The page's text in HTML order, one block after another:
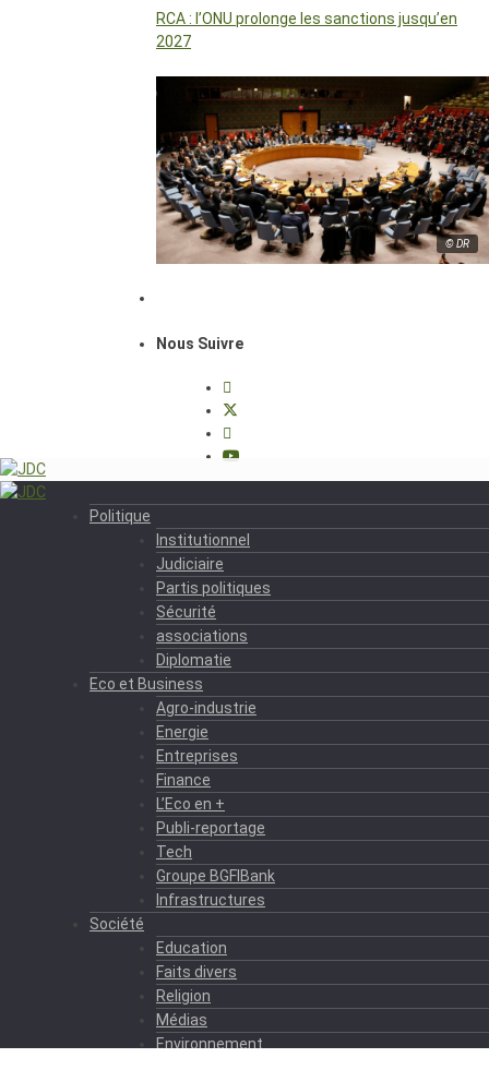
RCA : l’ONU prolonge les sanctions jusqu’en
2027
© DR
Nous Suivre
Politique
Institutionnel
Judiciaire
Partis politiques
Sécurité
associations
Diplomatie
Eco et Business
Agro-industrie
Energie
Entreprises
Finance
L’Eco en +
Publi-reportage
Tech
Groupe BGFIBank
Infrastructures
Société
Education
Faits divers
Religion
Médias
Environnement